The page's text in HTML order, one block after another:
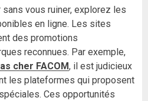
vous ruiner, explorez les
en ligne. Les sites
des promotions
reconnues. Par exemple,
cher FACOM, il est judicieux
les plateformes qui proposent
Ces opportunités